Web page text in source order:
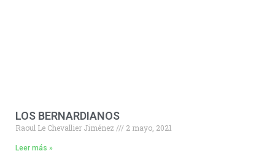
LOS BERNARDIANOS
Raoul Le Chevallier Jiménez 2 mayo, 2021
Leer más »